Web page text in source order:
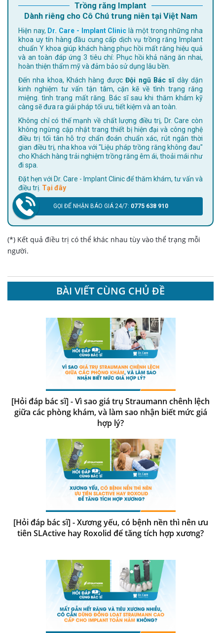
Trồng răng Implant
Dành riêng cho Cô Chú trung niên tại Việt Nam
Hiện nay, Dr. Care - Implant Clinic là một trong những nha
khoa uy tín hàng đầu cung cấp dịch vụ trồng răng Implant
chuẩn Y khoa giúp khách hàng phục hồi mất răng hiệu quả
và an toàn đáp ứng 3 tiêu chí: Phục hồi khả năng ăn nhai,
hoàn thiện thẩm mỹ và đảm bảo sử dụng lâu bền.
Đến nha khoa, Khách hàng đượcĐội ngũ Bác sĩdày dặn
kinh nghiệm tư vấn tận tâm, cặn kẽ về tình trạng răng
miệng. tình trạng mất răng. Bác sĩ sau khi thăm khám kỹ
càng sẽ đưa ra giải pháp tối ưu, tiết kiệm và an toàn.
Không chỉ có thế mạnh về chất lượng điều trị, Dr. Care còn
không ngừng cập nhật trang thiết bị hiện đại và công nghệ
điều trị tối tân hỗ trợ chẩn đoán chuẩn xác, rút ngắn thời
gian điều trị, nha khoa với "Liệu pháp trồng răng không đau"
cho Khách hàng trải nghiệm trồng răng êm ái, thoải mái như
đi spa.
Đặt hẹn với Dr. Care - Implant Clinic để thăm khám, tư vấn và
điều trị. Tại đây
GỌI ĐỂ NHẬN BÁO GIÁ 24/7: 0775 638 910
(*) Kết quả điều trị có thể khác nhau tùy vào thể trạng mỗi
người.
BÀI VIẾT CÙNG CHỦ ĐỀ
[Hỏi đáp bác sĩ] - Vì sao giá trụ Straumann chênh lệch
giữa các phòng khám, và làm sao nhận biết mức giá
hợp lý?
[Hỏi đáp bác sĩ] - Xương yếu, có bệnh nền thì nên ưu
tiên SLActive hay Roxolid để tăng tích hợp xương?